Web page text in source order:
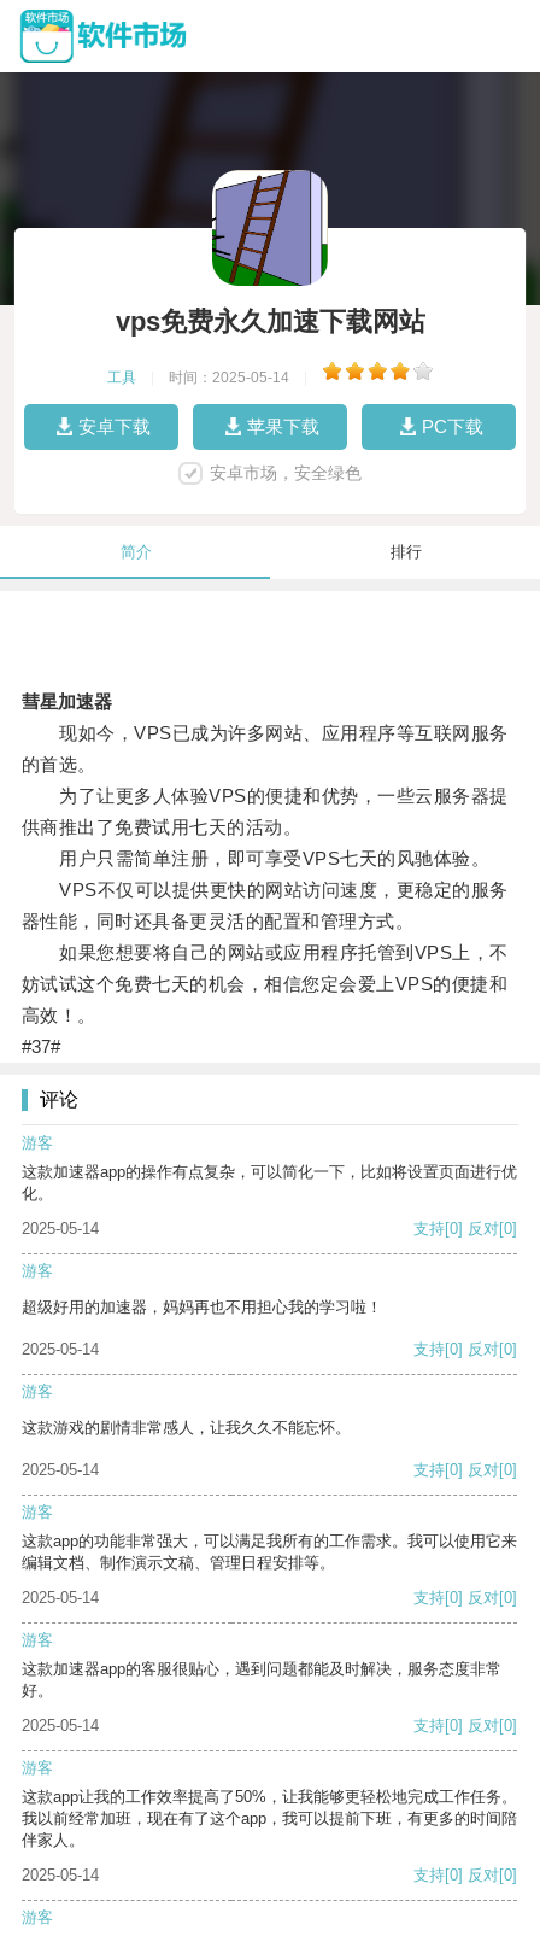
vps免费永久加速下载网站
工具 时间：2025-05-14
安卓下载 苹果下载 PC下载
安卓市场，安全绿色
简介 排行
彗星加速器
现如今，VPS已成为许多网站、应用程序等互联网服务
的首选。
为了让更多人体验VPS的便捷和优势，一些云服务器提
供商推出了免费试用七天的活动。
用户只需简单注册，即可享受VPS七天的风驰体验。
VPS不仅可以提供更快的网站访问速度，更稳定的服务
器性能，同时还具备更灵活的配置和管理方式。
如果您想要将自己的网站或应用程序托管到VPS上，不
妨试试这个免费七天的机会，相信您定会爱上VPS的便捷和
高效！。
#37#
评论
游客
这款加速器app的操作有点复杂，可以简化一下，比如将设置页面进行优
化。
2025-05-14
支持[0] 反对[0]
游客
超级好用的加速器，妈妈再也不用担心我的学习啦！
2025-05-14 支持[0] 反对[0]
游客
这款游戏的剧情非常感人，让我久久不能忘怀。
2025-05-14 支持[0] 反对[0]
游客
这款app的功能非常强大，可以满足我所有的工作需求。我可以使用它来
编辑文档、制作演示文稿、管理日程安排等。
2025-05-14
支持[0] 反对[0]
游客
这款加速器app的客服很贴心，遇到问题都能及时解决，服务态度非常
好。
2025-05-14
支持[0] 反对[0]
游客
这款app让我的工作效率提高了50%，让我能够更轻松地完成工作任务。
我以前经常加班，现在有了这个app，我可以提前下班，有更多的时间陪
伴家人。
2025-05-14
支持[0] 反对[0]
游客